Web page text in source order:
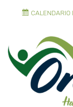
CALENDARIO